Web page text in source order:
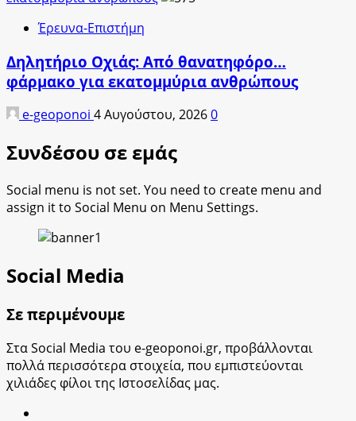
Έρευνα-Επιστήμη
Δηλητήριο Οχιάς: Από θανατηφόρο…
φάρμακο για εκατομμύρια ανθρώπους
e-geoponoi 4 Αυγούστου, 20260
Συνδέσου σε εμάς
Social menu is not set. You need to create menu and
assign it to Social Menu on Menu Settings.
Social Media
Σε περιμένουμε
Στα Social Media του e-geoponoi.gr, προβάλλονται
πολλά περισσότερα στοιχεία, που εμπιστεύονται
χιλιάδες φίλοι της Ιστοσελίδας μας.